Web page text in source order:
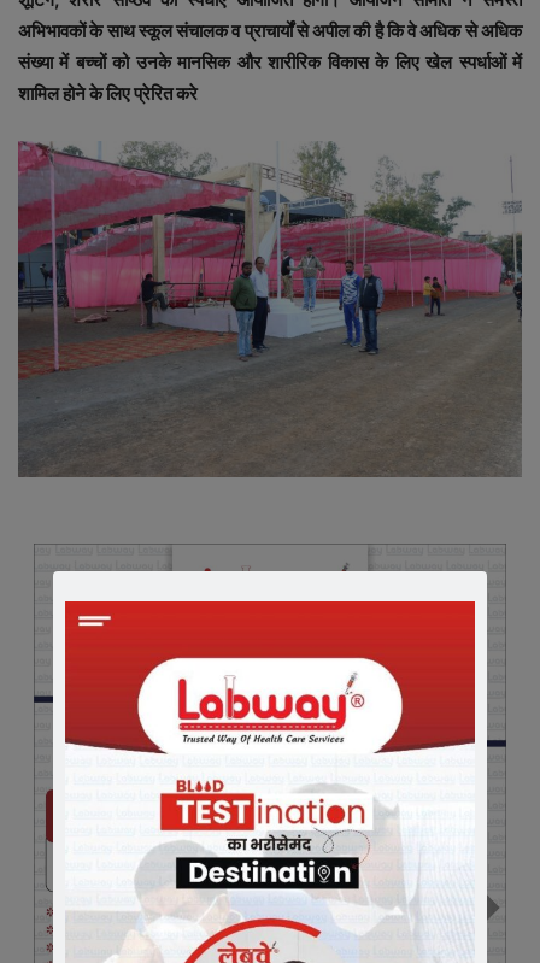
अभिभावकों के साथ स्कूल संचालक व प्राचार्यों से अपील की है कि वे अधिक से अधिक
संख्या में बच्चों को उनके मानसिक और शारीरिक विकास के लिए खेल स्पर्धाओं में
शामिल होने के लिए प्रेरित करे